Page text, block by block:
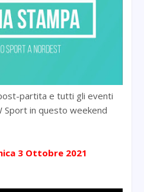
partita e tutti gli eventi
Sport in questo weekend
3 Ottobre 2021